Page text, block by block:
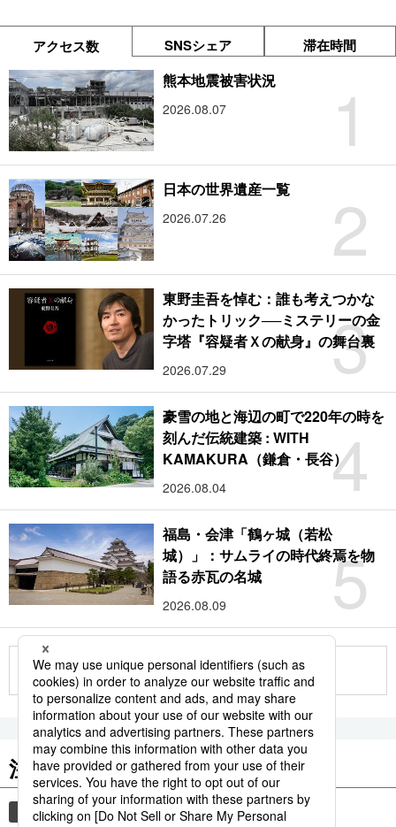
アクセス数 SNSシェア 滞在時間
1
熊本地震被害状況
2026.08.07
2
日本の世界遺産一覧
2026.07.26
3
東野圭吾を悼む：誰も考えつかな
かったトリック──ミステリーの金
字塔『容疑者Ｘの献身』の舞台裏
2026.07.29
4
豪雪の地と海辺の町で220年の時を
刻んだ伝統建築 : WITH
KAMAKURA（鎌倉・長谷）
2026.08.04
5
福島・会津「鶴ヶ城（若松
城）」：サムライの時代終焉を物
語る赤瓦の名城
2026.08.09
もっと見る
注目のキーワード
共同通信ニュース 時事通信ニュース 観光